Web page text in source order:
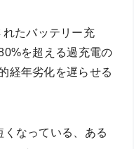
たバッテリー充
を超える過充電の
経年劣化を遅らせる
なっている、ある